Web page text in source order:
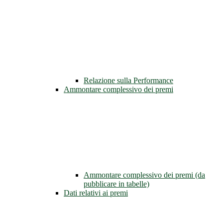
Relazione sulla Performance
Ammontare complessivo dei premi
Ammontare complessivo dei premi (da
pubblicare in tabelle)
Dati relativi ai premi